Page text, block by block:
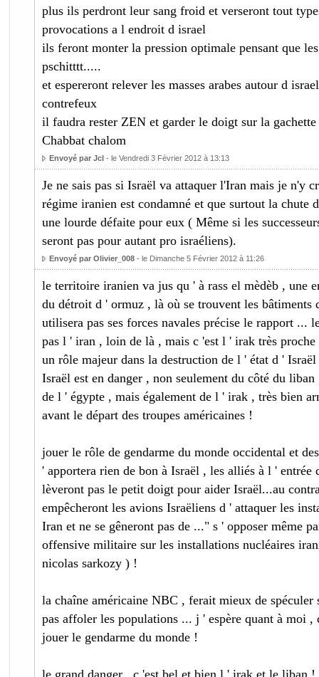
plus ils perdront leur sang froid et verseront tout
provocations a l endroit d israel
ils feront monter la pression optimale pensant que
pschitttt.....
et espereront relever les masses arabes autour d
contrefeux
il faudra rester ZEN et garder le doigt sur la gachette
Chabbat chalom
Envoyé par Jcl- le Vendredi 3 Février 2012 à 13:13
Je ne sais pas si Israël va attaquer l'Iran mais je n'y
régime iranien est condamné et que surtout la chute
une lourde défaite pour eux ( Même si les
seront pas pour autant pro israéliens).
Envoyé par Olivier_008- le Dimanche 5 Février 2012 à 11:26
le territoire iranien va jus qu ' à rass el mèdèb , une
du détroit d ' ormuz , là où se trouvent les bâtiments
utilisera pas ses forces navales précise le rapport ...
pas l ' iran , loin de là , mais c 'est l ' irak très
un rôle majeur dans la destruction de l ' état d '
Israël est en danger , non seulement du côté du
de l ' égypte , mais également de l ' irak , très bien
avant le départ des troupes américaines !
jouer le rôle de gendarme du monde occidental et
' apportera rien de bon à Israël , les alliés à l ' entrée
lèveront pas le petit doigt pour aider Israël...au
empêcheront les avions Israëliens d ' attaquer les
Iran et ne se gêneront pas de ..." s ' opposer même
offensive militaire sur les installations nucléaires
nicolas sarkozy ) !
la chaîne américaine NBC , ferait mieux de spéculer
pas affoler les populations ... j ' espère quant à moi ,
jouer le gendarme du monde !
le grand danger , c 'est bel et bien l ' irak et le liban !